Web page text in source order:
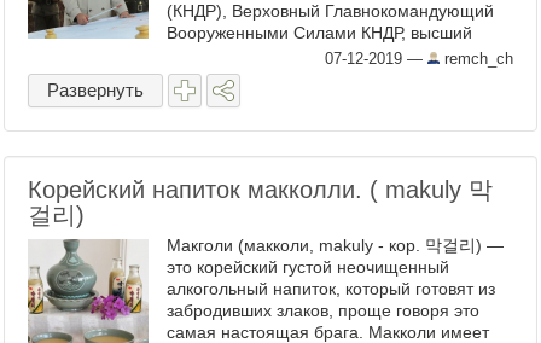
(КНДР), Верховный Главнокомандующий
Вооруженными Силами КНДР, высший
руководитель нашей партии, государства и
вооруженных сил товарищ Ким Чен Ын ...
07-12-2019 — remch_ch
Развернуть
Корейский напиток макколли. ( makuly 막
걸리)
Макголи (макколи, makuly - кор. 막걸리) —
это корейский густой неочищенный
алкогольный напиток, который готовят из
забродивших злаков, проще говоря это
самая настоящая брага. Макколи имеет